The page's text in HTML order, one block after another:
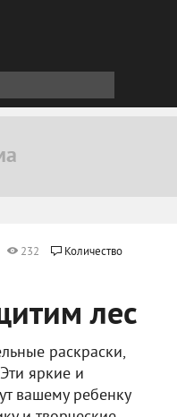
232
Количество
лес
раскраски,
яркие и
вашему ребенку